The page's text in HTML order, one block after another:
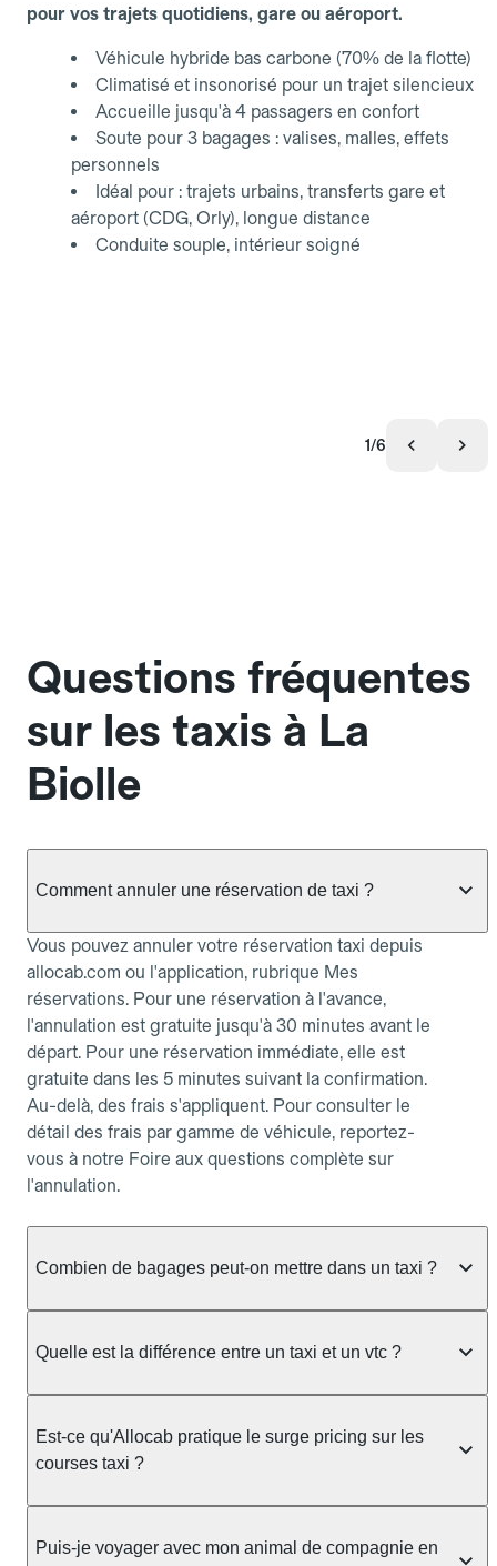
pour vos trajets quotidiens, gare ou aéroport.
Véhicule hybride bas carbone (70% de la flotte)
Climatisé et insonorisé pour un trajet silencieux
Accueille jusqu'à 4 passagers en confort
Soute pour 3 bagages : valises, malles, effets
personnels
Idéal pour : trajets urbains, transferts gare et
aéroport (CDG, Orly), longue distance
Conduite souple, intérieur soigné
1/6
Questions fréquentes
sur les taxis à La
Biolle
Comment annuler une réservation de taxi ?
Vous pouvez annuler votre réservation taxi depuis
allocab.com ou l'application, rubrique Mes
réservations. Pour une réservation à l'avance,
l'annulation est gratuite jusqu'à 30 minutes avant le
départ. Pour une réservation immédiate, elle est
gratuite dans les 5 minutes suivant la confirmation.
Au-delà, des frais s'appliquent. Pour consulter le
détail des frais par gamme de véhicule, reportez-
vous à notre Foire aux questions complète sur
l'annulation.
Combien de bagages peut-on mettre dans un taxi ?
taxi berline accueille en général jusqu'à 3 bagages
ou nombreux, précisez-le dans le champ "Message
au chauffeur" lors de la réservation. Le prix n'est
pas impacté par le nombre de bagages.
Quelle est la différence entre un taxi et un vtc ?
prendre en charge directement dans la rue, à une
station ou sur réservation, avec un tarif au
réservation et propose un prix fixe annoncé à
l'avance. Chez Allocab, réservez facilement votre
Est-ce qu'Allocab pratique le surge pricing sur les
courses taxi ?
réglementation préfectorale et suit un barème
Puis-je voyager avec mon animal de compagnie en